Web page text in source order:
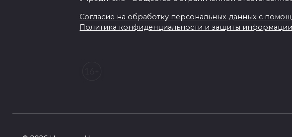
Согласие на обработку персональных данных с
Политика конфиденциальности и защиты информации